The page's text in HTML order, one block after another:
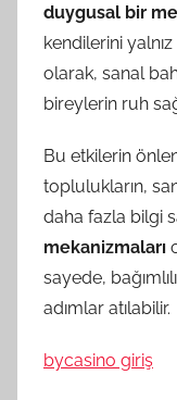
duygusal bir
kendilerini
olarak, sanal
bireylerin ruh
Bu etkilerin
toplulukların,
daha fazla bilgi
mekanizmaları
sayede,
adımlar atılabilir.
bycasino giriş